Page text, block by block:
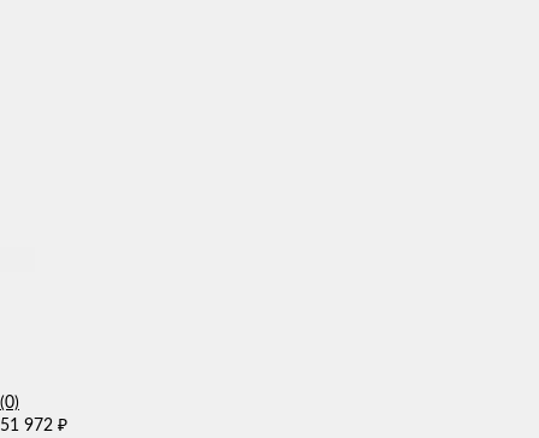
(0)
51 972 ₽